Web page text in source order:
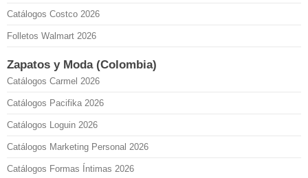
Catálogos Costco 2026
Folletos Walmart 2026
Zapatos y Moda (Colombia)
Catálogos Carmel 2026
Catálogos Pacifika 2026
Catálogos Loguin 2026
Catálogos Marketing Personal 2026
Catálogos Formas Íntimas 2026